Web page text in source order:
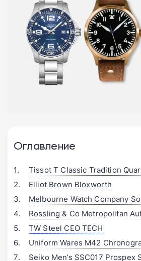
Оглавление
Tissot T Classic Tradition
Elliot Brown Bloxworth
Melbourne Watch Company
Rossling & Co Metropolitan
TW Steel CEO TECH
Uniform Wares M42
Seiko Men’s SSC017 Prospex